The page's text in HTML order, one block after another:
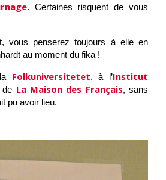
. Certaines risquent de vous
vous penserez toujours à elle en
au moment du fika !
Folkuniversitetet, à l’Institut
de La Maison des Français, sans
pu avoir lieu.